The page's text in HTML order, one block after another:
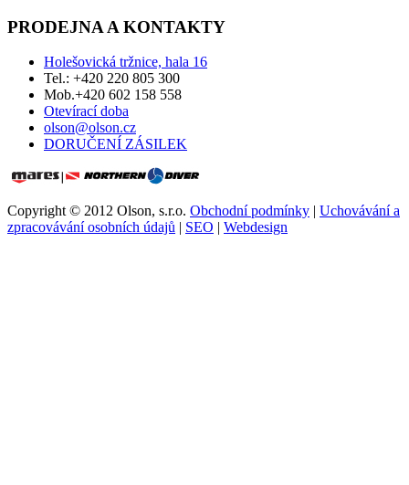
PRODEJNA A KONTAKTY
Holešovická tržnice, hala 16
Tel.: +420 220 805 300
Mob.+420 602 158 558
Otevírací doba
olson@olson.cz
DORUČENÍ ZÁSILEK
Copyright © 2012 Olson, s.r.o. Obchodní podmínky | Uchovávání a
zpracovávání osobních údajů | SEO | Webdesign